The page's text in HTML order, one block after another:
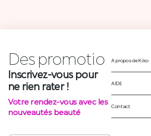
promotion
Inscrivez-vous pour
ne rien rater !
Votre rendez-vous avec les
nouveautés beauté
AIDE
Contact